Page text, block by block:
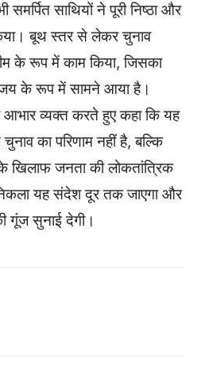
समर्पित साथियों ने पूरी निष्ठा और
बूथ स्तर से लेकर चुनाव
के रूप में काम किया, जिसका
के रूप में सामने आया है।
आभार व्यक्त करते हुए कहा कि यह
का परिणाम नहीं है, बल्कि
खिलाफ जनता की लोकतांत्रिक
यह संदेश दूर तक जाएगा और
गूंज सुनाई देगी।